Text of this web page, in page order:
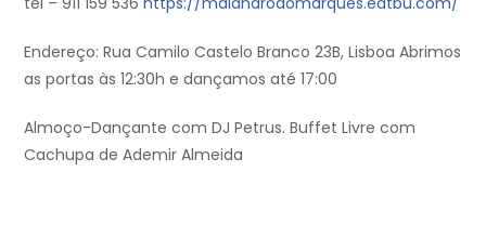
Endereço: Rua Camilo Castelo Branco 23B, Lisboa Abrimos
as portas às 12:30h e dançamos até 17:00
Almoço-Dançante com DJ Petrus. Buffet Livre com
Cachupa de Ademir Almeida